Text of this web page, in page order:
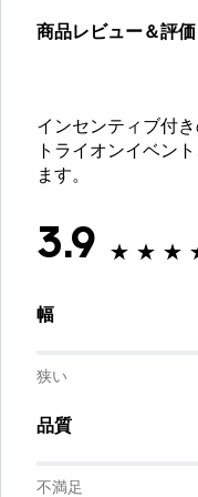
商品レビュー＆評価
インセンティブ付
トライオンイベン
ます。
3.9
幅
狭い
品質
不満足